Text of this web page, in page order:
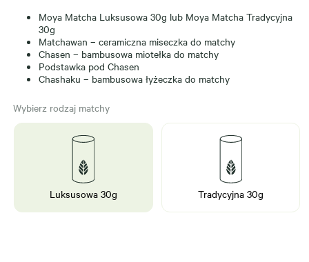
Moya Matcha Luksusowa 30g lub Moya Matcha Tradycyjna
30g
Matchawan – ceramiczna miseczka do matchy
Chasen – bambusowa miotełka do matchy
Podstawka pod Chasen
Chashaku – bambusowa łyżeczka do matchy
Wybierz rodzaj matchy
Luksusowa 30g Tradycyjna 30g